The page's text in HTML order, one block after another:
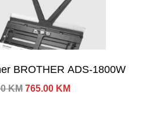
BROTHER ADS-1800W
KM Izvorna
765.00 KMTrenutna